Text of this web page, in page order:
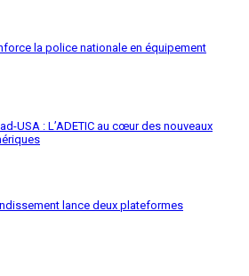
la police nationale en équipement
USA : L’ADETIC au cœur des nouveaux
lance deux plateformes